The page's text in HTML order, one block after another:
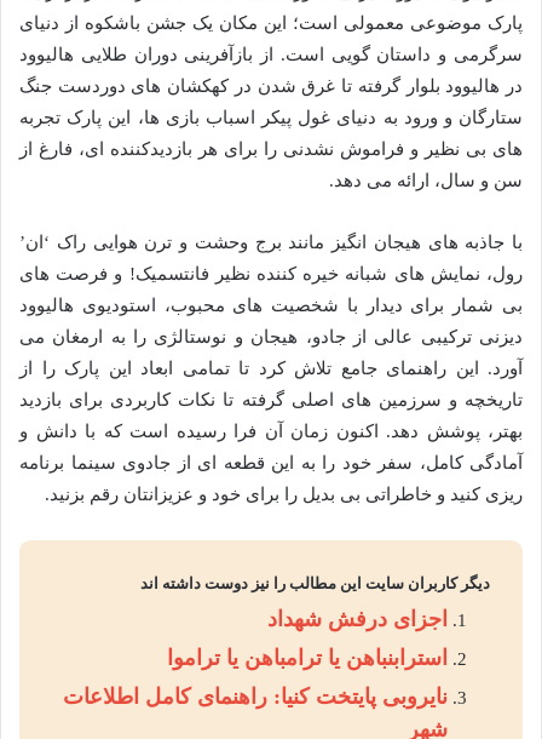
پارک موضوعی معمولی است؛ این مکان یک جشن باشکوه از دنیای
سرگرمی و داستان گویی است. از بازآفرینی دوران طلایی هالیوود
در هالیوود بلوار گرفته تا غرق شدن در کهکشان های دوردست جنگ
ستارگان و ورود به دنیای غول پیکر اسباب بازی ها، این پارک تجربه
های بی نظیر و فراموش نشدنی را برای هر بازدیدکننده ای، فارغ از
سن و سال، ارائه می دهد.
با جاذبه های هیجان انگیز مانند برج وحشت و ترن هوایی راک ‘ان’
رول، نمایش های شبانه خیره کننده نظیر فانتسمیک! و فرصت های
بی شمار برای دیدار با شخصیت های محبوب، استودیوی هالیوود
دیزنی ترکیبی عالی از جادو، هیجان و نوستالژی را به ارمغان می
آورد. این راهنمای جامع تلاش کرد تا تمامی ابعاد این پارک را از
تاریخچه و سرزمین های اصلی گرفته تا نکات کاربردی برای بازدید
بهتر، پوشش دهد. اکنون زمان آن فرا رسیده است که با دانش و
آمادگی کامل، سفر خود را به این قطعه ای از جادوی سینما برنامه
ریزی کنید و خاطراتی بی بدیل را برای خود و عزیزانتان رقم بزنید.
دیگر کاربران سایت این مطالب را نیز دوست داشته اند
اجزای درفش شهداد
استرابنباهن یا ترامباهن یا تراموا
نایروبی پایتخت کنیا: راهنمای کامل اطلاعات
شهر